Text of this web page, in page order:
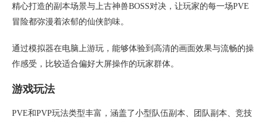
精心打造的副本场景与上古神兽BOSS对决，让玩家的每一场PVE
冒险都弥漫着浓郁的仙侠韵味。
通过模拟器在电脑上游玩，能够体验到高清的画面效果与流畅的操
作感受，比较适合偏好大屏操作的玩家群体。
游戏玩法
PVE和PVP玩法类型丰富，涵盖了小型队伍副本、团队副本、竞技